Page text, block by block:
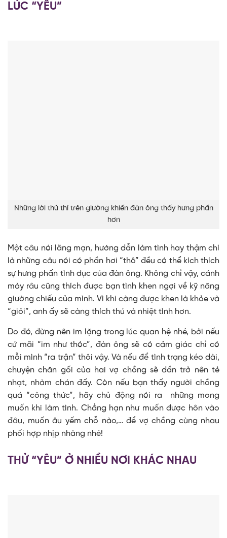
LÚC “YÊU”
Những lời thủ thỉ trên giường khiến đàn ông thấy hưng phấn
hơn
Một câu nói lãng mạn, hướng dẫn làm tình hay thậm chí
là những câu nói có phần hơi “thô” đều có thể kích thích
sự hưng phấn tình dục của đàn ông. Không chỉ vậy, cánh
mày râu cũng thích được bạn tình khen ngợi về kỹ năng
giường chiếu của mình. Vì khi càng được khen là khỏe và
“giỏi”, anh ấy sẽ càng thích thú và nhiệt tình hơn.
Do đó, đừng nên im lặng trong lúc quan hệ nhé, bởi nếu
cứ mãi “im như thóc”, đàn ông sẽ có cảm giác chỉ có
mỗi mình “ra trận” thôi vậy. Và nếu để tình trạng kéo dài,
chuyện chăn gối của hai vợ chồng sẽ dần trở nên tẻ
nhạt, nhàm chán đấy. Còn nếu bạn thấy người chồng
quá “công thức”, hãy chủ động nói ra những mong
muốn khi làm tình. Chẳng hạn như muốn được hôn vào
đâu, muốn âu yếm chỗ nào,… để vợ chồng cùng nhau
phối hợp nhịp nhàng nhé!
THỬ “YÊU” Ở NHIỀU NƠI KHÁC NHAU